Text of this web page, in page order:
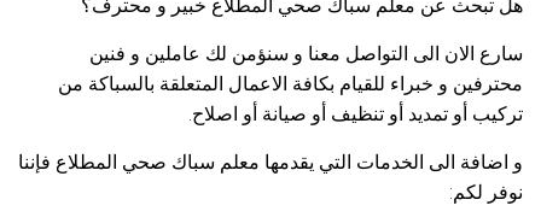
هل تبحث عن معلم سباك صحي المطلاع خبير و محترف؟
سارع الان الى التواصل معنا و سنؤمن لك عاملين و فنين
محترفين و خبراء للقيام بكافة الاعمال المتعلقة بالسباكة من
تركيب أو تمديد أو تنظيف أو صيانة أو اصلاح.
و اضافة الى الخدمات التي يقدمها معلم سباك صحي المطلاع فإننا
نوفر لكم: